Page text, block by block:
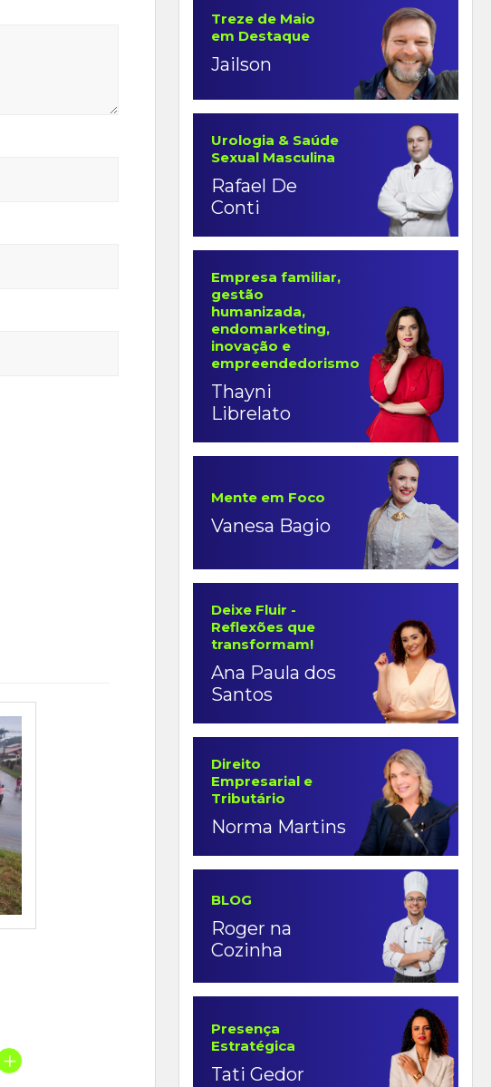
+
Treze de Maio
em Destaque
Jailson
Urologia & Saúde
Sexual Masculina
Rafael De
Conti
Empresa familiar,
gestão
humanizada,
endomarketing,
inovação e
empreendedorismo
Thayni
Librelato
Mente em Foco
Vanesa Bagio
Deixe Fluir -
Reflexões que
transformam!
Ana Paula dos
Santos
Direito
Empresarial e
Tributário
Norma Martins
BLOG
Roger na
Cozinha
Presença
Estratégica
Tati Gedor